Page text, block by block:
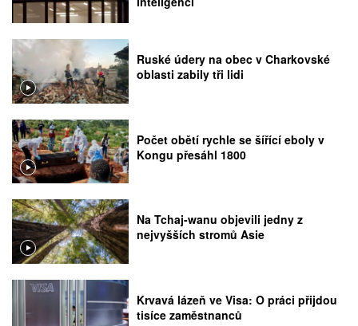
Ruské údery na obec v Charkovské
oblasti zabily tři lidi
Počet obětí rychle se šířící eboly v
Kongu přesáhl 1800
Na Tchaj-wanu objevili jedny z
nejvyšších stromů Asie
Krvavá lázeň ve Visa: O práci přijdou
tisíce zaměstnanců